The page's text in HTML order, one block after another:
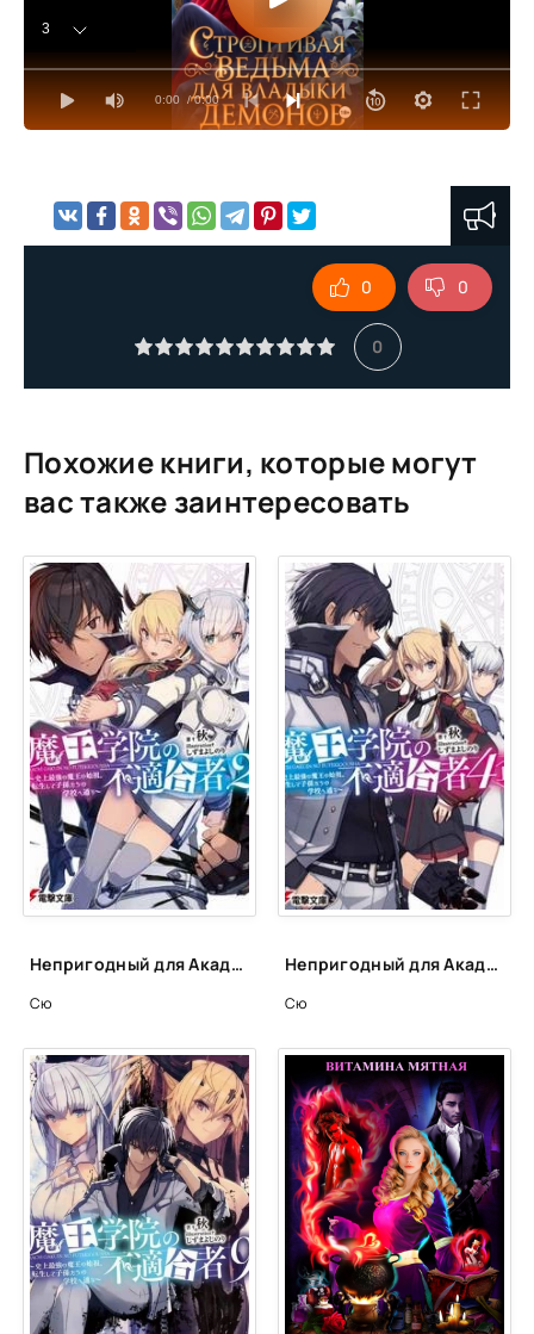
0:00 / 0:00
3
4
0
0 0
Похожие книги, которые могут
вас также заинтересовать
Непригодный для Академии Владыки Демонов. Том 2 - Сю
Сю
Непригодный для Академии Владыки Демонов. Том 4.1 - Сю
Сю